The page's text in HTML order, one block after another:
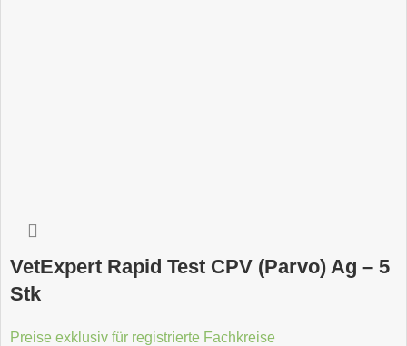
VetExpert Rapid Test CPV (Parvo) Ag – 5
Stk
Preise exklusiv für registrierte Fachkreise